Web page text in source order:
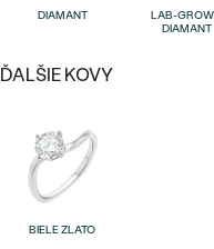
PODĽA TVARU
DIAMANTY
DIAMANT
LAB-
DIAMANT
ĎALŠIE KOVY
BIELE ZLATO